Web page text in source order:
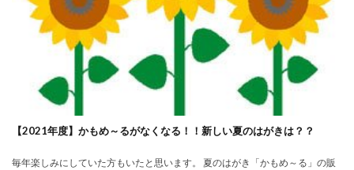
【2021年度】かもめ～るがなくなる！！新しい夏のはがきは？？
毎年楽しみにしていた方もいたと思います。 夏のはがき「かもめ～る」の販